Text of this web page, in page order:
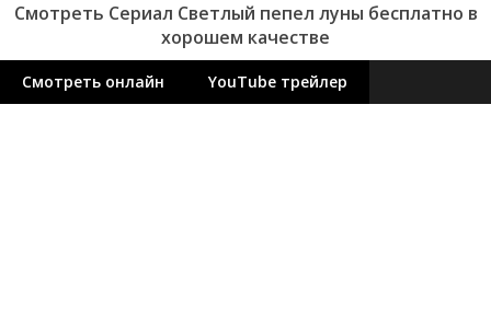
Смотреть Сериал Светлый пепел луны бесплатно в
хорошем качестве
Смотреть онлайн YouTube трейлер